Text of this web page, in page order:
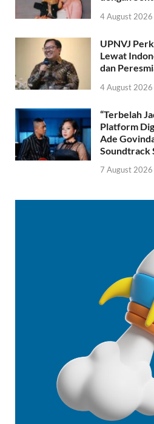
4 August 2026
UPNVJ
Lewat
dan
4 August 2026
“Terbelah
Platform
Ade
Soundtrack
7 August 2026